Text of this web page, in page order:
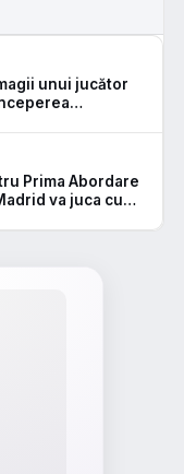
unui jucător
Prima Abordare
va juca cu